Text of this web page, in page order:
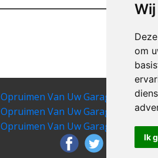
om
Ik
Opruimen Van Uw Garage beek
Opruimen Van Uw Garage beringen
Opruimen Van Uw Garage beverst